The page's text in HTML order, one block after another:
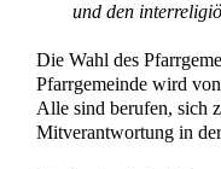
und den
Die Wahl des
Pfarrgemeinde wird
Alle sind berufen, sich
Mitverantwortung in